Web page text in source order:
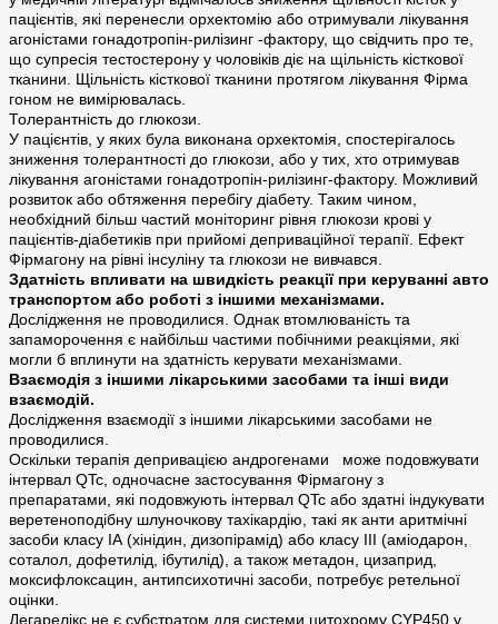
пацієнтів, які перенесли орхектомію або отримували лікування
агоністами гонадотропін-рилізинг -фактору, що свідчить про те,
що супресія тестостерону у чоловіків діє на щільність кісткової
тканини. Щільність кісткової тканини протягом лікування Фірма
гоном не вимірювалась.
Толерантність до глюкози.
У пацієнтів, у яких була виконана орхектомія, спостерігалось
зниження толерантності до глюкози, або у тих, хто отримував
лікування агоністами гонадотропін-рилізинг-фактору. Можливий
розвиток або обтяження перебігу діабету. Таким чином,
необхідний більш частий моніторинг рівня глюкози крові у
пацієнтів-діабетиків при прийомі деприваційної терапії. Ефект
Фірмагону на рівні інсуліну та глюкози не вивчався.
Здатність впливати на швидкість реакції при керуванні авто
транспортом або роботі з іншими механізмами.
Дослідження не проводилися. Однак втомлюваність та
запаморочення є найбільш частими побічними реакціями, які
могли б вплинути на здатність керувати механізмами.
Взаємодія з іншими лікарськими засобами та інші види
взаємодій.
Дослідження взаємодії з іншими лікарськими засобами не
проводилися.
Оскільки терапія депривацією андрогенами може подовжувати
інтервал QTc, одночасне застосування Фірмагону з
препаратами, які подовжують інтервал QTc або здатні індукувати
веретеноподібну шлуночкову тахікардію, такі як анти аритмічні
засоби класу ІА (хінідин, дизопірамід) або класу ІІІ (аміодарон,
соталол, дофетилід, ібутилід), а також метадон, цизаприд,
моксифлоксацин, антипсихотичні засоби, потребує ретельної
оцінки.
Дегарелікс не є субстратом для системи цитохрому CYP450 у